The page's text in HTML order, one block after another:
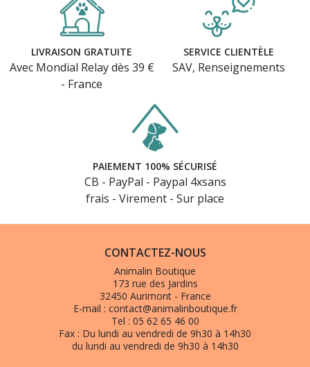
LIVRAISON GRATUITE
Avec Mondial Relay dès 39 €
- France
SERVICE CLIENTÈLE
SAV, Renseignements
PAIEMENT 100% SÉCURISÉ
CB - PayPal - Paypal 4xsans
frais - Virement - Sur place
CONTACTEZ-NOUS
Animalin Boutique
173 rue des Jardins
32450 Aurimont - France
E-mail : contact@animalinboutique.fr
Tel : 05 62 65 46 00
Fax : Du lundi au vendredi de 9h30 à 14h30
du lundi au vendredi de 9h30 à 14h30